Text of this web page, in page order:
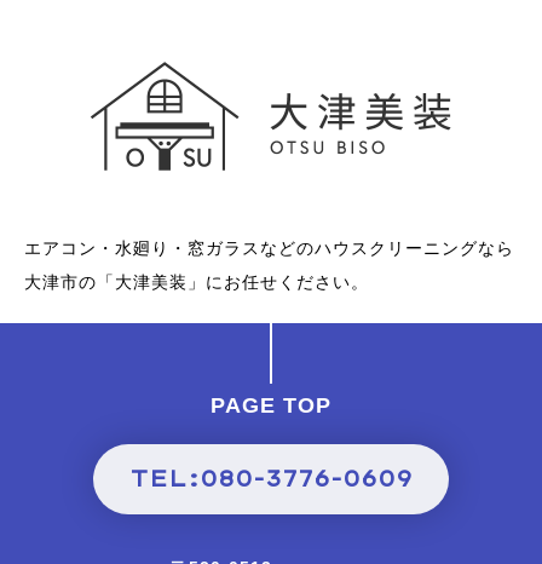
エアコン・水廻り・窓ガラスなどのハウスクリーニングなら
大津市の「大津美装」にお任せください。
PAGE TOP
TEL:080-3776-0609